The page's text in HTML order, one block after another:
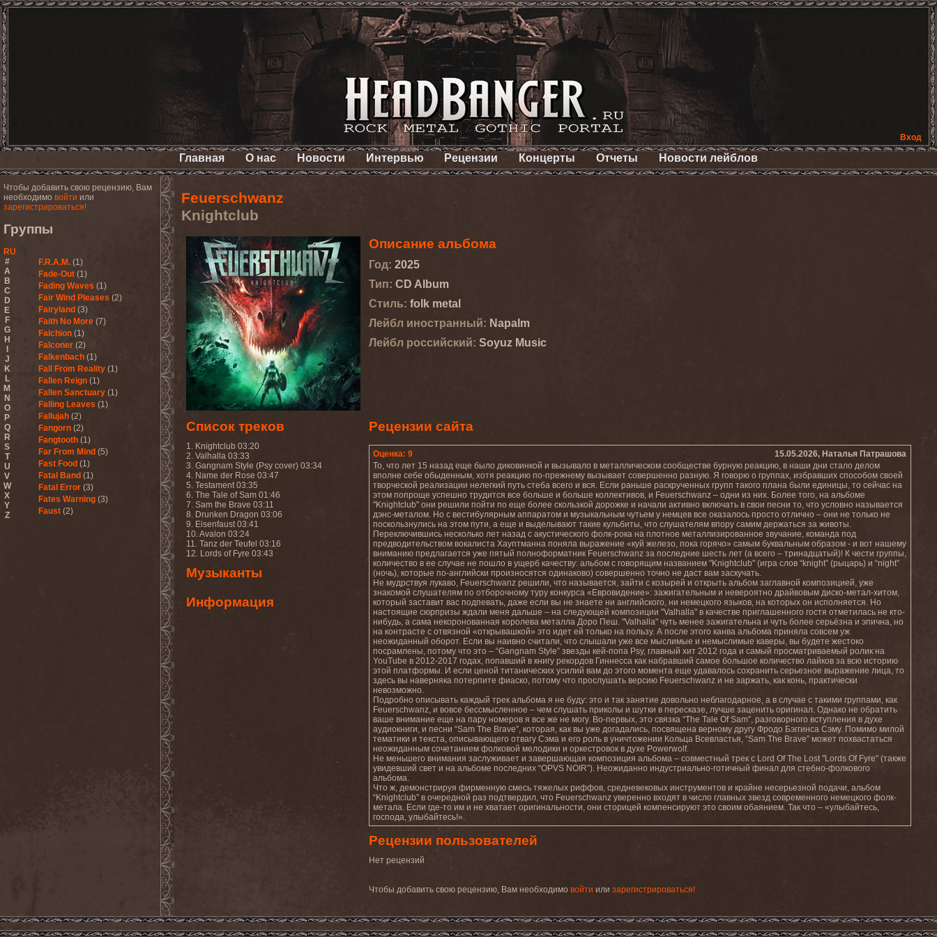
Вход
Главная О нас Новости Интервью Рецензии Концерты Отчеты Новости лейблов
Чтобы добавить свою рецензию, Вам
необходимо войти или
зарегистрироваться!
Группы
RU
#
A
B
C
D
E
F
G
H
J
K
L
M
N
O
P
Q
R
S
T
U
V
W
X
Y
Z
F.R.A.M. (1)
Fade-Out (1)
Fading Waves (1)
Fair Wind Pleases (2)
Fairyland (3)
Faith No More (7)
Falchion (1)
Falconer (2)
Falkenbach (1)
Fall From Reality (1)
Fallen Reign (1)
Fallen Sanctuary (1)
Falling Leaves (1)
Fallujah (2)
Fangorn (2)
Fangtooth (1)
Far From Mind (5)
Fast Food (1)
Fatal Band (1)
Fatal Error (3)
Fates Warning (3)
Faust (2)
Fordomth (1)
Foreigner (3)
Feuerschwanz
Knightclub
Описание альбома
Год: 2025
Тип: CD Album
Стиль: folk metal
Лейбл иностранный: Napalm
Лейбл роcсийский: Soyuz Music
Список треков
1. Knightclub 03:20
2. Valhalla 03:33
3. Gangnam Style (Psy cover) 03:34
4. Name der Rose 03:47
5. Testament 03:35
6. The Tale of Sam 01:46
7. Sam the Brave 03:11
8. Drunken Dragon 03:06
9. Eisenfaust 03:41
10. Avalon 03:24
11. Tanz der Teufel 03:16
12. Lords of Fyre 03:43
Музыканты
Информация
Рецензии сайта
Оценка: 9
15.05.2026, Наталья Патрашова
То, что лет 15 назад еще было диковинкой и вызывало в металлическом сообществе бурную реакцию, в наши дни стало делом
вполне себе обыденным, хотя реакцию по-прежнему вызывает совершенно разную. Я говорю о группах, избравших способом своей
творческой реализации нелегкий путь стеба всего и вся. Если раньше раскрученных групп такого плана были единицы, то сейчас на
этом попроще успешно трудится все больше и больше коллективов, и Feuerschwanz – одни из них. Более того, на альбоме
"Knightclub" они решили пойти по еще более скользкой дорожке и начали активно включать в свои песни то, что условно называется
дэнс-металом. Но с вестибулярным аппаратом и музыкальным чутьем у немцев все оказалось просто отлично – они не только не
поскользнулись на этом пути, а еще и выделывают такие кульбиты, что слушателям впору самим держаться за животы.
Переключившись несколько лет назад с акустического фолк-рока на плотное металлизированное звучание, команда под
предводительством вокалиста Хауптманна поняла выражение «куй железо, пока горячо» самым буквальным образом - и вот нашему
вниманию предлагается уже пятый полноформатник Feuerschwanz за последние шесть лет (а всего – тринадцатый)! К чести группы,
количество в ее случае не пошло в ущерб качеству: альбом с говорящим названием "Knightclub" (игра слов “knight” (рыцарь) и “night”
(ночь), которые по-английски произносятся одинаково) совершенно точно не даст вам заскучать.
Не мудрствуя лукаво, Feuerschwanz решили, что называется, зайти с козырей и открыть альбом заглавной композицией, уже
знакомой слушателям по отборочному туру конкурса «Евровидение»: зажигательным и невероятно драйвовым диско-метал-хитом,
который заставит вас подпевать, даже если вы не знаете ни английского, ни немецкого языков, на которых он исполняется. Но
настоящие сюрпризы ждали меня дальше – на следующей композиции "Valhalla" в качестве приглашенного гостя отметилась не кто-
нибудь, а сама некоронованная королева металла Доро Пеш. "Valhalla" чуть менее зажигательна и чуть более серьёзна и эпична, но
на контрасте с отвязной «открывашкой» это идет ей только на пользу. А после этого канва альбома приняла совсем уж
неожиданный оборот. Если вы наивно считали, что слышали уже все мыслимые и немыслимые каверы, вы будете жестоко
посрамлены, потому что это – “Gangnam Style” звезды кей-попа Psy, главный хит 2012 года и самый просматриваемый ролик на
YouTube в 2012-2017 годах, попавший в книгу рекордов Гиннесса как набравший самое большое количество лайков за всю историю
этой платформы. И если ценой титанических усилий вам до этого момента еще удавалось сохранить серьезное выражение лица, то
здесь вы наверняка потерпите фиаско, потому что прослушать версию Feuerschwanz и не заржать, как конь, практически
невозможно.
Подробно описывать каждый трек альбома я не буду: это и так занятие довольно неблагодарное, а в случае с такими группами, как
Feuerschwanz, и вовсе бессмысленное – чем слушать приколы и шутки в пересказе, лучше заценить оригинал. Однако не обратить
ваше внимание еще на пару номеров я все же не могу. Во-первых, это связка “The Tale Of Sam”, разговорного вступления в духе
аудиокниги, и песни “Sam The Brave”, которая, как вы уже догадались, посвящена верному другу Фродо Бэггинса Сэму. Помимо милой
тематики и текста, описывающего отвагу Сэма и его роль в уничтожении Кольца Всевластья, “Sam The Brave” может похвастаться
неожиданным сочетанием фолковой мелодики и оркестровок в духе Powerwolf.
Не меньшего внимания заслуживает и завершающая композиция альбома – совместный трек с Lord Of The Lost "Lords Of Fyre" (также
увидевший свет и на альбоме последних “OPVS NOIR”). Неожиданно индустриально-готичный финал для стебно-фолкового
альбома.
Что ж, демонстрируя фирменную смесь тяжелых риффов, средневековых инструментов и крайне несерьезной подачи, альбом
“Knightclub” в очередной раз подтвердил, что Feuerschwanz уверенно входят в число главных звезд современного немецкого фолк-
метала. Если где-то им и не хватает оригинальности, они сторицей компенсируют это своим обаянием. Так что – «улыбайтесь,
господа, улыбайтесь!».
Рецензии пользователей
Нет рецензий
Чтобы добавить свою рецензию, Вам необходимо войти или зарегистрироваться!